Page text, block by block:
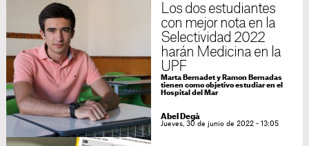
Los dos estudiantes
con mejor nota en la
Selectividad 2022
harán Medicina en la
UPF
Marta Bernadet y Ramon Bernadas
tienen como objetivo estudiar en el
Hospital del Mar
Abel Degà
Jueves, 30 de junio de 2022 - 13:05